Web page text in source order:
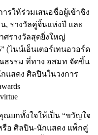
รให้ร่วมเสนอชื่อผู้เข้าชิง
, รางวัลคู่จิ้นแห่งปี และ
ศรางวัลสุดยิ่งใหญ่
(ไนน์เอ็นเตอร์เทนอวอร์ด
รรม ที่ทาง อสมท จัดขึ้น
แสดง ศิลปินในวงการ
ยกทั้งใจให้เป็น “ขวัญใจ
รือ ศิลปิน-นักแสดง แพ็กคู่